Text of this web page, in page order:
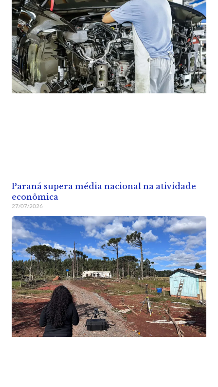
Paraná supera média nacional na atividade
econômica
27/07/2026